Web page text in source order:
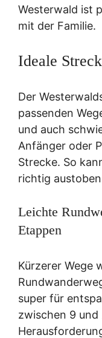
Westerwald ist
mit der Familie.
Ideale
Der
passenden
und auch
Anfänger oder
Strecke. So
richtig
Leichte
Etappen
Kürzerer Wege
super für
zwischen 9 und